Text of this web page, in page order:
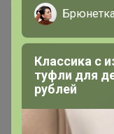
Каталог
Классика с
туфли для
рублей